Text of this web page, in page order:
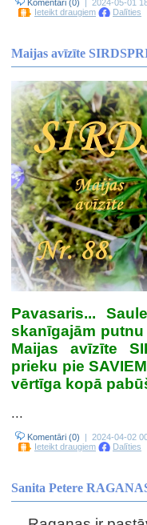
Komentāri (0) | 2024-05-01
Ieteikt draugiem
Dalīties
Maijas avīzīte
Pavasaris...
skanīgajām
Maijas avīzīte
prieku pie
vērtīga kopā
...
Komentāri (0) | 2024-04-02
Ieteikt draugiem
Dalīties
Sanita Petere